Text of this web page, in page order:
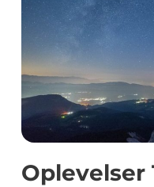
Oplevelser